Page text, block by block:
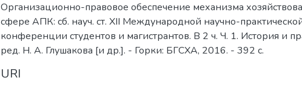
Организационно-правовое обеспечение механизма
сфере АПК: сб. науч. ст. XII Международной научно-
конференции студентов и магистрантов. В 2 ч. Ч. 1. История и
ред. Н. А. Глушакова [и др.]. - Горки: БГСХА, 2016. - 392 с.
URI